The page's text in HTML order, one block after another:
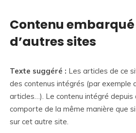
Contenu
d’autres sites
Texte suggéré : Les articles de ce
des contenus intégrés (par exemple
articles…). Le contenu intégré depuis
comporte de la même manière que
sur cet autre site.